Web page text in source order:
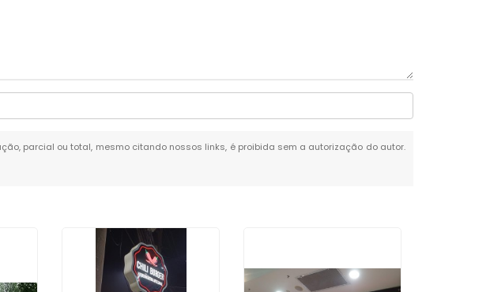
parcial ou total, mesmo citando nossos links, é proibida sem a autorização do autor.